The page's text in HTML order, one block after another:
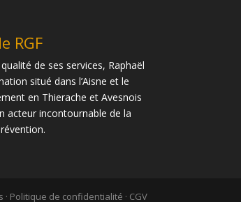
RGF
de ses services, Raphaël
situé dans l’Aisne et le
en Thierache et Avesnois
acteur incontournable de la
· Politique de confidentialité · CGV